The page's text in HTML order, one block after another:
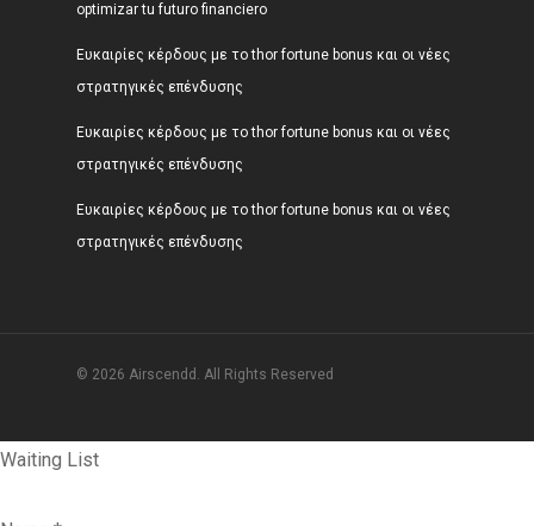
optimizar tu futuro financiero
Ευκαιρίες κέρδους με το thor fortune bonus και οι νέες
στρατηγικές επένδυσης
Ευκαιρίες κέρδους με το thor fortune bonus και οι νέες
στρατηγικές επένδυσης
Ευκαιρίες κέρδους με το thor fortune bonus και οι νέες
στρατηγικές επένδυσης
© 2026 Airscendd. All Rights Reserved
Waiting List